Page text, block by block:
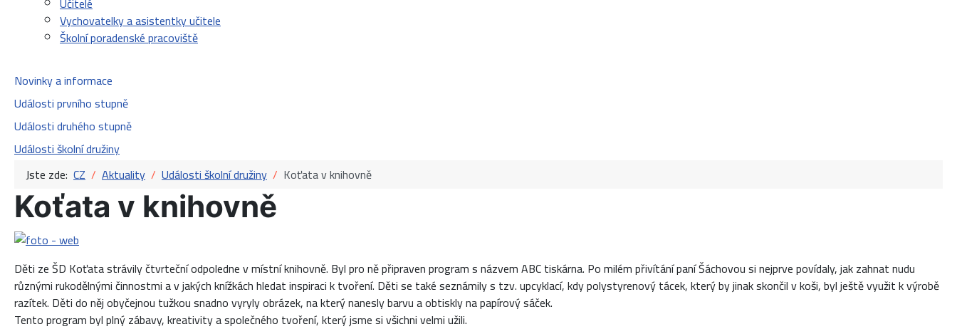
Vychovatelky a asistentky učitele
Školní poradenské pracoviště
Novinky a informace
Události prvního stupně
Události druhého stupně
Události školní družiny
Jste zde: CZ Aktuality Události školní družiny Koťata v knihovně
Koťata v knihovně
Děti ze ŠD Koťata strávily čtvrteční odpoledne v místní knihovně. Byl pro ně připraven program s názvem ABC tiskárna. Po milém přivítání paní Šáchovou si nejprve povídaly, jak zahnat nudu
různými rukodělnými činnostmi a v jakých knížkách hledat inspiraci k tvoření. Děti se také seznámily s tzv. upcyklací, kdy polystyrenový tácek, který by jinak skončil v koši, byl ještě využit k výrobě
razítek. Děti do něj obyčejnou tužkou snadno vyryly obrázek, na který nanesly barvu a obtiskly na papírový sáček.
Tento program byl plný zábavy, kreativity a společného tvoření, který jsme si všichni velmi užili.